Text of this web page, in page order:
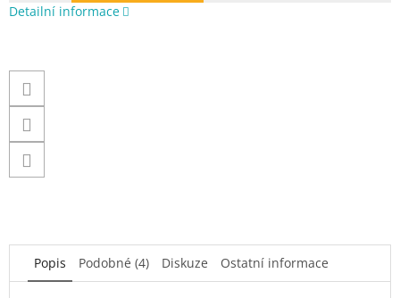
Detailní informace
Popis Podobné (4) Diskuze Ostatní informace